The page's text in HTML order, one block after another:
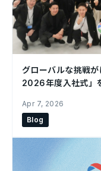
グローバルな挑戦
2026年度入社式」
Apr 7, 2026
Blog